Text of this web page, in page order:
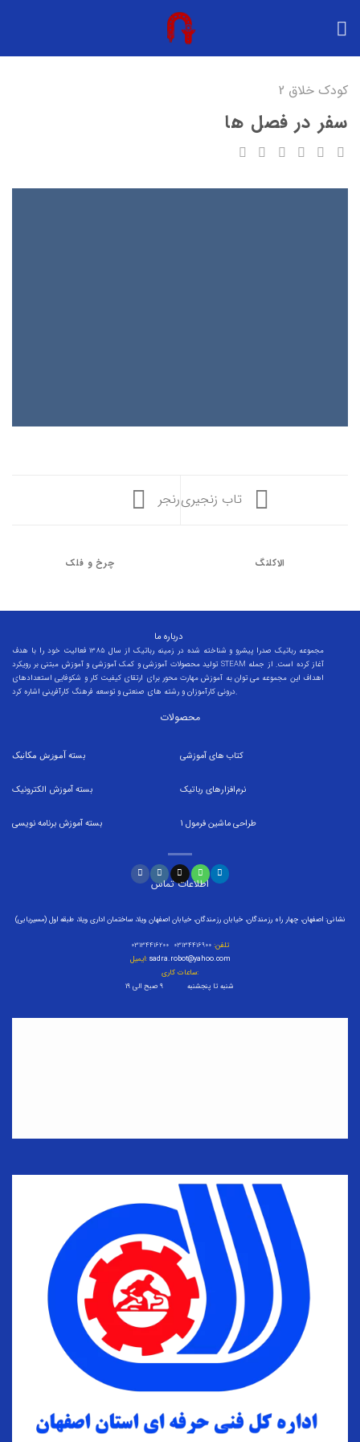
کودک خلاق 2
سفر در فصل ها
تاب زنجیریرنجر
الاکلنگ چرخ و فلک
درباره ما
مجموعه رباتیک صدرا پیشرو و شناخته شده در زمینه رباتیک از سال 1385 فعالیت خود را با هدف
تولید محصولات آموزشی و کمک آموزشی و آموزش مبتنی بر رویکرد STEAM آغاز کرده است. از جمله
اهداف این مجموعه می توان به آموزش مهارت محور برای ارتقای کیفیت کار و شکوفایی استعدادهای
درونی کارآموزان و رشته های صنعتی و توسعه فرهنگ کارآفرینی اشاره کرد.
محصولات
بسته آموزش مکانیک
بستهآموزش الکترونیک
بستهآموزش برنامه نویسی
کتاب های آموزشی
نرم‌افزارهای رباتیک
طراحی ماشین فرمول
اطلاعات تماس
نشانی: اصفهان، چهار راه رزمندگان، خیابان رزمندگان، خیابان اصفهان ویلا، ساختمان اداری ویلا، طبقه اول (مسیریابی)
تلفن:
ایمیل: sadra.robot@yahoo.com
ساعات کاری:
شنبه تا پنجشنبه ۹ صبح الی ۱۹